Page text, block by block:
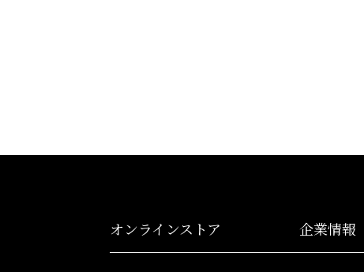
オンラインストア 企業情報